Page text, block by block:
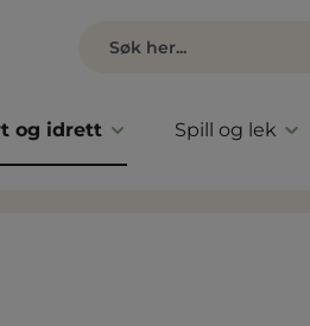
og idrett Spill og lek